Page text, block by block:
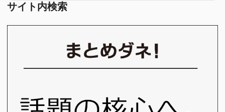
サイト内検索